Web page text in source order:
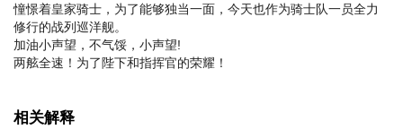
憧憬着皇家骑士，为了能够独当一面，今天也作为骑士队一员全力
修行的战列巡洋舰。
加油小声望，不气馁，小声望!
两舷全速！为了陛下和指挥官的荣耀！
相关解释